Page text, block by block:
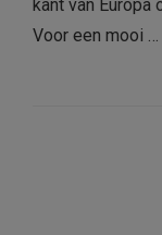
kant van
Voor een mooi …